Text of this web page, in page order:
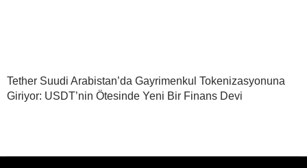
Tether Suudi Arabistan’da Gayrimenkul Tokenizasyonuna
Giriyor: USDT’nin Ötesinde Yeni Bir Finans Devi